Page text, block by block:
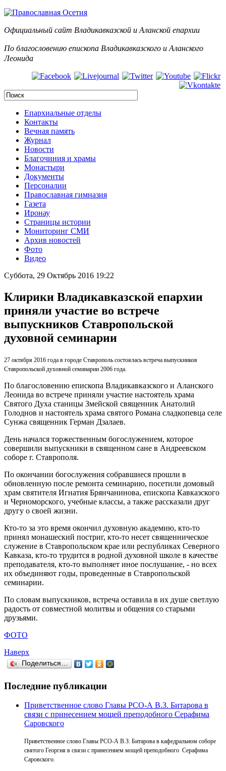
Официальный сайт Владикавказской и Аланской епархии
По благословению епископа Владикавказского и Аланского
Леонида
Епархиальные отделы
Контакты
Вечная память
Журнал
Новости
Благочиния и храмы
Монастыри
Документы
Персоналии
Православная гимназия
Газета
Иронау
Страницы истории
Мониторинг СМИ
Архив новостей
Фото
Видео
Суббота, 29 Октябрь 2016 19:22
Клирики Владикавказской епархии
приняли участие во встрече
выпускников Ставропольской
духовной семинарии
27 октября 2016 года в городе Ставрополь состоялась встреча выпускников
Ставропольской духовной семинарии 2006 года.
По благословению епископа Владикавказского и Аланского
Леонида во встрече приняли участие настоятель храма
Святого Духа станицы Змейской священник Анатолий
Голоднов и настоятель храма святого Романа сладкопевца селе
Сунжа священник Герман Дзалаев.
День начался торжественным богослужением, которое
совершили выпускники в священном сане в Андреевском
соборе г. Ставрополя.
По окончании богослужения собравшиеся прошли в
обновленную после ремонта семинарию, посетили домовый
храм святителя Игнатия Брянчанинова, епископа Кавказского
и Черноморского, учебные классы, а также рассказали друг
другу о своей жизни.
Кто-то за это время окончил духовную академию, кто-то
принял монашеский постриг, кто-то несет священническое
служение в Ставропольском крае или республиках Северного
Кавказа, кто-то трудится в родной духовной школе в качестве
преподавателя, кто-то выполняет иное послушание, - но всех
их объединяют годы, проведенные в Ставропольской
семинарии.
По словам выпускников, встреча оставила в их душе светлую
радость от совместной молитвы и общения со старыми
друзьями.
ФОТО
Наверх
Поделиться…
Последние публикации
Приветственное слово Главы РСО-А В.З. Битарова в
связи с принесением мощей преподобного Серафима
Саровского
Приветственное слово Главы РСО-А В.З. Битарова в кафедральном соборе
святого Георгия в связи с принесением мощей преподобного Серафима
Саровского.